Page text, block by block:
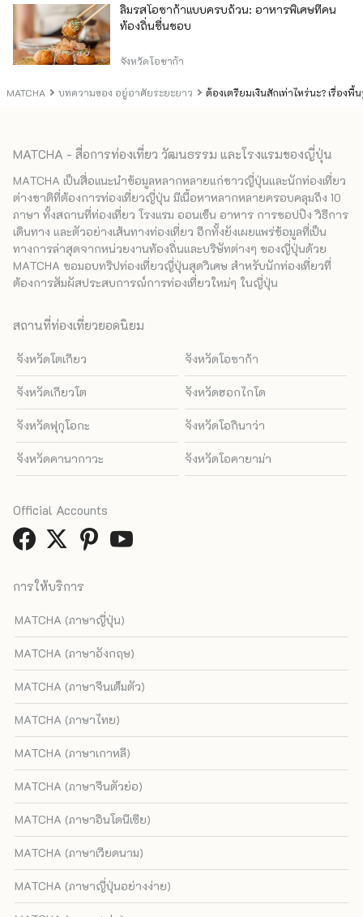
MATCHA บทความของ อยู่อาศัยระยะยาว ต้องเตรียมเงินสักเท่าไหร่นะ? เรื่อ
ลิ้มรสโอซาก้าแบบครบถ้วน: อาหารพิเศษที่คน
ท้องถิ่นชื่นชอบ
จังหวัดโอซาก้า
MATCHA - สื่อการท่องเที่ยว วัฒนธรรม และโรงแรมของญี่ปุ่น
MATCHA เป็นสื่อแนะนำข้อมูลหลากหลายแก่ชาวญี่ปุ่นและนักท่องเที่ยว
ต่างชาติที่ต้องการท่องเที่ยวญี่ปุ่น มีเนื้อหาหลากหลายครอบคลุมถึง 10
ภาษา ทั้งสถานที่ท่องเที่ยว โรงแรม ออนเซ็น อาหาร การชอปปิง วิธีการ
เดินทาง และตัวอย่างเส้นทางท่องเที่ยว อีกทั้งยังเผยแพร่ข้อมูลที่เป็น
ทางการล่าสุดจากหน่วยงานท้องถิ่นและบริษัทต่างๆ ของญี่ปุ่นด้วย
MATCHA ขอมอบทริปท่องเที่ยวญี่ปุ่นสุดวิเศษ สำหรับนักท่องเที่ยวที่
ต้องการสัมผัสประสบการณ์การท่องเที่ยวใหม่ๆ ในญี่ปุ่น
สถานที่ท่องเที่ยวยอดนิยม
จังหวัดโตเกียว จังหวัดโอซาก้า
จังหวัดเกียวโต จังหวัดฮอกไกโด
จังหวัดฟุกุโอกะ จังหวัดโอกินาว่า
จังหวัดคานากาวะ จังหวัดโอคายาม่า
การให้บริการ
MATCHA (ภาษาญี่ปุ่น)
MATCHA (ภาษาอังกฤษ)
MATCHA (ภาษาจีนเต็มตัว)
MATCHA (ภาษาไทย)
MATCHA (ภาษาเกาหลี)
MATCHA (ภาษาจีนตัวย่อ)
MATCHA (ภาษาอินโดนีเซีย)
MATCHA (ภาษาเวียดนาม)
MATCHA (ภาษาญี่ปุ่นอย่างง่าย)
Official Accounts